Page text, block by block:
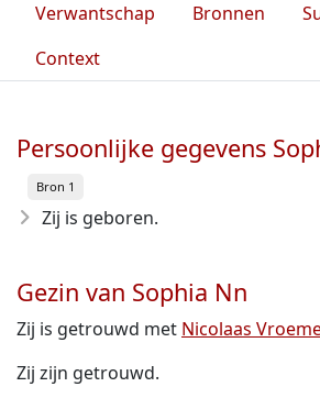
Verwantschap
Bronnen
Context
Persoonlijke gegevens
Bron 1
Zij is geboren.
Gezin van Sophia Nn
Zij is getrouwd met Nicolaas
Zij zijn getrouwd.